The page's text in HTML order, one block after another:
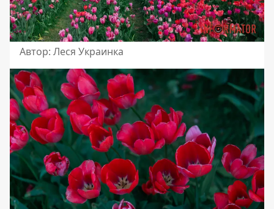
Автор: Леся Украинка